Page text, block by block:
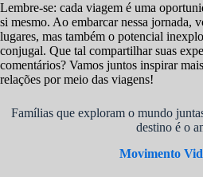
Lembre-se: cada viagem é uma
si mesmo. Ao embarcar nessa jornada,
lugares, mas também o potencial
conjugal. Que tal compartilhar suas
comentários? Vamos juntos inspirar
relações por meio das viagens!
Famílias que exploram o mundo
destino é o
Movimento